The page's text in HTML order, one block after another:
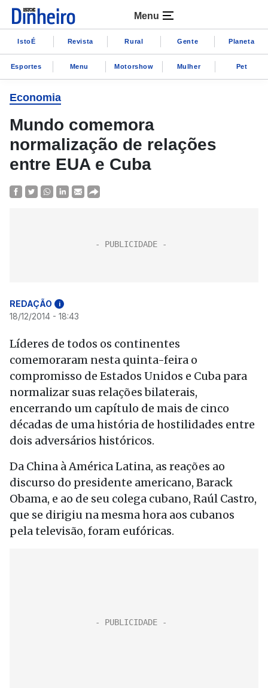
Menu
IstoÉ Revista Rural Gente Planeta
Esportes Menu Motorshow Mulher Pet
Economia
Mundo comemora
normalização de relações
entre EUA e Cuba
REDAÇÃO i
18/12/2014 - 18:43
Líderes de todos os continentes
comemoraram nesta quinta-feira o
compromisso de Estados Unidos e Cuba para
normalizar suas relações bilaterais,
encerrando um capítulo de mais de cinco
décadas de uma história de hostilidades entre
dois adversários históricos.
Da China à América Latina, as reações ao
discurso do presidente americano, Barack
Obama, e ao de seu colega cubano, Raúl Castro,
que se dirigiu na mesma hora aos cubanos
pela televisão, foram eufóricas.